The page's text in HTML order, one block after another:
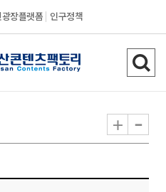
광장플랫폼 인구정책
검
색
기
+ -